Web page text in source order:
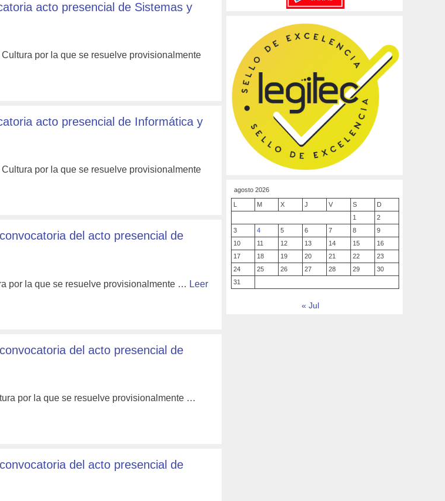
acto presencial de Sistemas y
por la que se resuelve provisionalmente
acto presencial de Informática y
por la que se resuelve provisionalmente
del acto presencial de
por la que se resuelve provisionalmente … Leer
del acto presencial de
por la que se resuelve provisionalmente …
del acto presencial de
agosto 2026
L M X J V S
D
1
2
3
4 5 6 7 8
9
10
11 12 13 14 15
16
17
18 19 20 21 22
23
24
25 26 27 28 29
30
31
« Jul